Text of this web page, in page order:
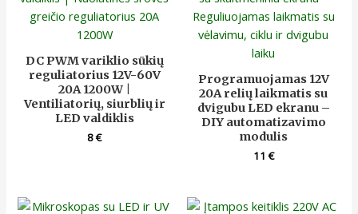
DC PWM variklio sūkių
reguliatorius 12V-60V
20A 1200W |
Ventiliatorių, siurblių ir
LED valdiklis
8€
Programuojamas 12V
20A relių laikmatis su
dvigubu LED ekranu –
DIY automatizavimo
modulis
11€